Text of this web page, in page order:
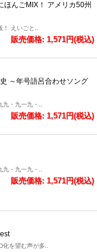
ほんごMIX！ アメリカ50州
えいごと..
販売価格: 1,571円(税込)
～年号語呂合わせソング
・九一九・..
販売価格: 1,571円(税込)
・九一九・..
販売価格: 1,571円(税込)
を望む声が多..